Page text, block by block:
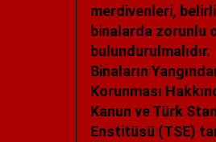
merdivenleri,
binalarda zorunlu
bulundurulmalıdır.
Binaların
Korunması
Kanun ve Türk
Enstitüsü (TSE)